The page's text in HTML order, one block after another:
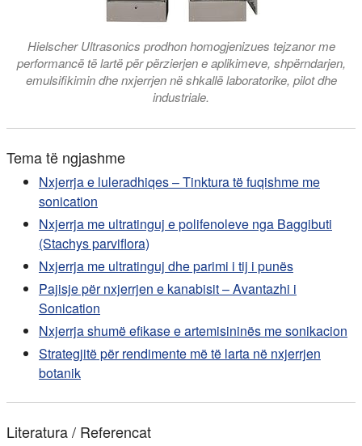
Hielscher Ultrasonics prodhon homogjenizues tejzanor me
performancë të lartë për përzierjen e aplikimeve, shpërndarjen,
emulsifikimin dhe nxjerrjen në shkallë laboratorike, pilot dhe
industriale.
Tema të ngjashme
Nxjerrja e luleradhiqes – Tinktura të fuqishme me
sonication
Nxjerrja me ultratinguj e polifenoleve nga Baggibuti
(Stachys parviflora)
Nxjerrja me ultratinguj dhe parimi i tij i punës
Pajisje për nxjerrjen e kanabisit – Avantazhi i
Sonication
Nxjerrja shumë efikase e artemisininës me sonikacion
Strategjitë për rendimente më të larta në nxjerrjen
botanik
Literatura / Referencat